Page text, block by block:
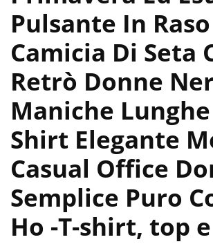
Pulsante In Raso
Camicia Di Seta
Retrò Donne
Maniche
Shirt Elegante
Casual Office
Semplice Puro
Ho -T-shirt, top